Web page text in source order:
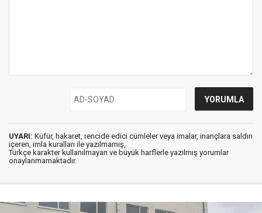
UYARI: Küfür, hakaret, rencide edici cümleler veya imalar, inançlara saldırı
içeren, imla kuralları ile yazılmamış,
Türkçe karakter kullanılmayan ve büyük harflerle yazılmış yorumlar
onaylanmamaktadır.